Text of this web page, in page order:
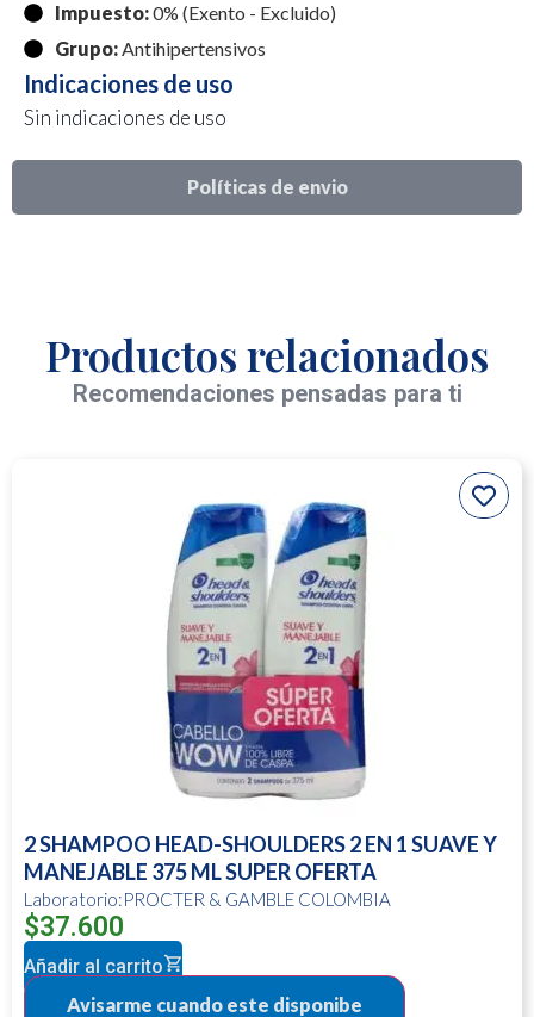
Políticas de envio
Impuesto:0% (Exento - Excluido)
Grupo:Antihipertensivos
Indicaciones de uso
Sin indicaciones de uso
Productos relacionados
Recomendaciones pensadas para ti
2 SHAMPOO HEAD-SHOULDERS 2 EN 1 SUAVE Y
MANEJABLE 375 ML SUPER OFERTA
Laboratorio:PROCTER & GAMBLE COLOMBIA
$37.600
Añadir al carrito